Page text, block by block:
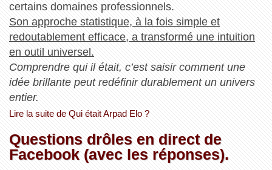
certains domaines professionnels.
Son approche statistique, à la fois simple et
redoutablement efficace, a transformé une intuition
en outil universel.
Comprendre qui il était, c’est saisir comment une
idée brillante peut redéfinir durablement un univers
entier.
Lire la suite de Qui était Arpad Elo ?
Questions drôles en direct de
Facebook (avec les réponses).